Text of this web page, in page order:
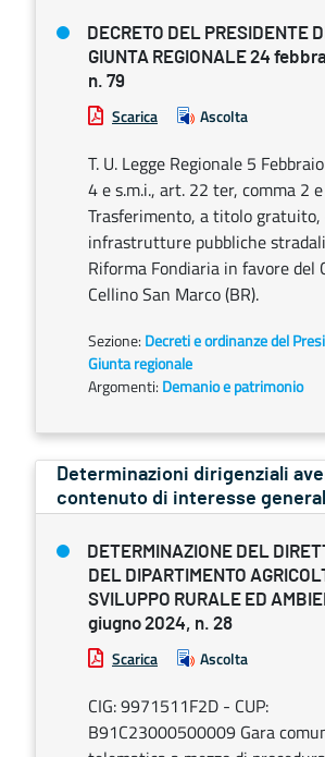
DECRETO DEL PRESIDENTE
GIUNTA REGIONALE 24
n. 79
Scarica Ascolta
T. U. Legge Regionale 5
4 e s.m.i., art. 22 ter, comma 2
Trasferimento, a titolo gratuito,
infrastrutture pubbliche stradali
Riforma Fondiaria in favore del
Cellino San Marco (BR).
Sezione: Decreti e ordinanze del
Giunta regionale
Argomenti: Demanio e patrimonio
Determinazioni dirigenziali
contenuto di interesse
DETERMINAZIONE DEL
DEL DIPARTIMENTO
SVILUPPO RURALE ED
giugno 2024, n. 28
Scarica Ascolta
CIG: 9971511F2D - CUP:
B91C23000500009 Gara